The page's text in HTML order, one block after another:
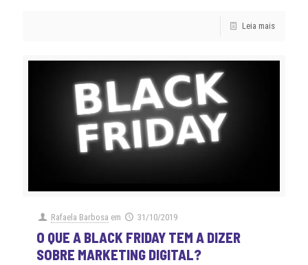
Leia mais
Rafaela Barbosa em 31/10/2019
O QUE A BLACK FRIDAY TEM A DIZER
SOBRE MARKETING DIGITAL?